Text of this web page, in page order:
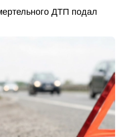
ДТП подал